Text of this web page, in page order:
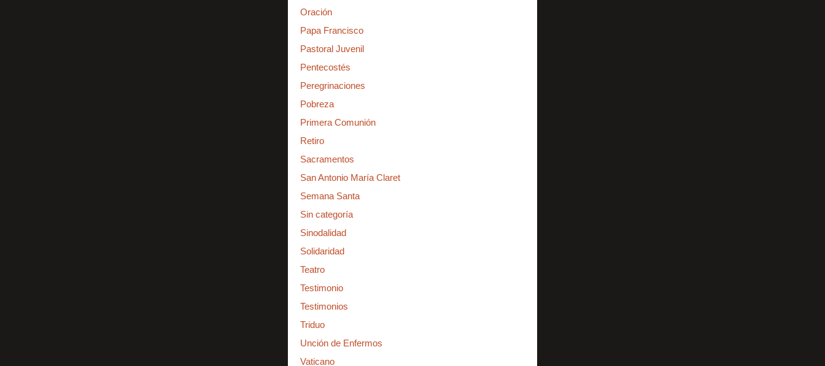
Oración
Papa Francisco
Pastoral Juvenil
Pentecostés
Peregrinaciones
Pobreza
Primera Comunión
Retiro
Sacramentos
San Antonio María Claret
Semana Santa
Sin categoría
Sinodalidad
Solidaridad
Teatro
Testimonio
Testimonios
Triduo
Unción de Enfermos
Vaticano